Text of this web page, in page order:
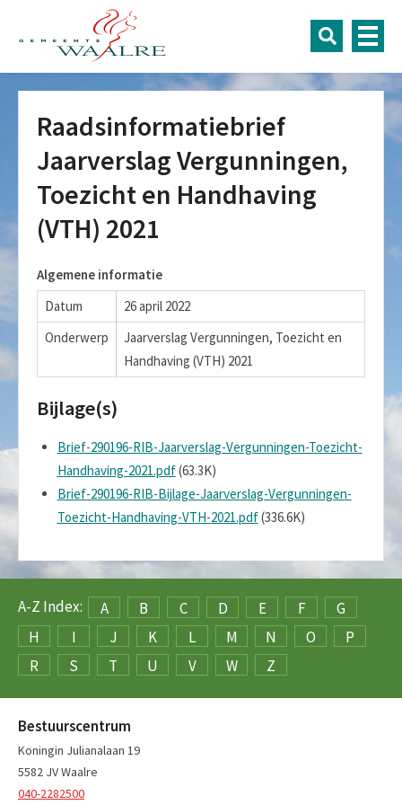
Raadsinformatiebrief
Jaarverslag Vergunningen,
Toezicht en Handhaving
(VTH) 2021
Algemene informatie
Datum
26 april 2022
Onderwerp
Jaarverslag Vergunningen, Toezicht en
Handhaving (VTH) 2021
Bijlage(s)
Brief-290196-RIB-Jaarverslag-Vergunningen-Toezicht-
Handhaving-2021.pdf(63.3K)
Brief-290196-RIB-Bijlage-Jaarverslag-Vergunningen-
Toezicht-Handhaving-VTH-2021.pdf(336.6K)
A-Z Index: A B C D E F
G
H
I J K L M N O
P
R
S T U V W Z
Bestuurscentrum
Koningin Julianalaan 19
5582 JV Waalre
040-2282500